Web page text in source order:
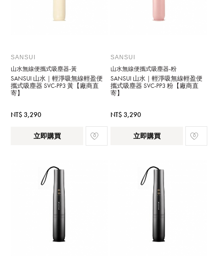
SANSUI
山水無線便攜式吸塵器-黃
SANSUI 山水｜輕淨吸無線輕盈便
攜式吸塵器 SVC-PP3 黃【廠商直
寄】
NT$ 3,290
立即購買
SANSUI
山水無線便攜式吸塵器-粉
SANSUI 山水｜輕淨吸無線輕盈便
攜式吸塵器 SVC-PP3 粉【廠商直
寄】
NT$ 3,290
立即購買